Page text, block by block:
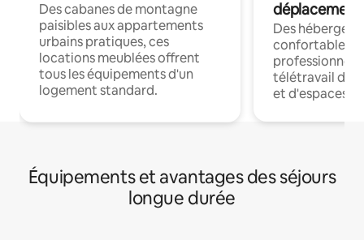
Des cabanes de montagne
paisibles aux appartements
urbains pratiques, ces
locations meublées offrent
tous les équipements d'un
logement standard.
déplacement
Des
confortables
professionnels
télétravail
et d'espaces
Équipements et avantages des séjours
longue durée